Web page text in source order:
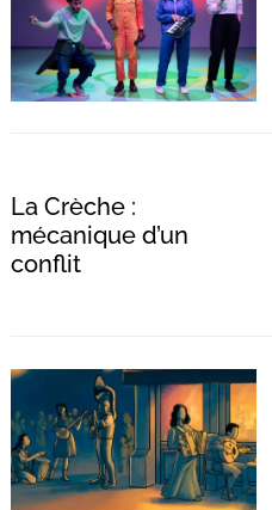
La Crèche :
mécanique d’un
conflit
: